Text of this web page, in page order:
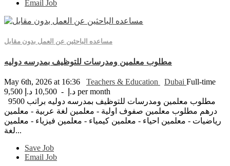
Email Job
مساعده الباحثين عن العمل بدون مقابل
مطلوب معلمين ومدرسات للتوظيف بمدرسه دوليه
May 6th, 2026 at 16:36 Teachers & Education Dubai Full-time
9,500 د.إ - 10,500 د.إ per month
درهم مطلوب معلمين صفوف اولية - معلمين لغة عربية - معلمين
رياضيات - معلمين احياء - معلمين كيمياء - معلمين فيزياء - معلمين
لغة...
Save Job
Email Job